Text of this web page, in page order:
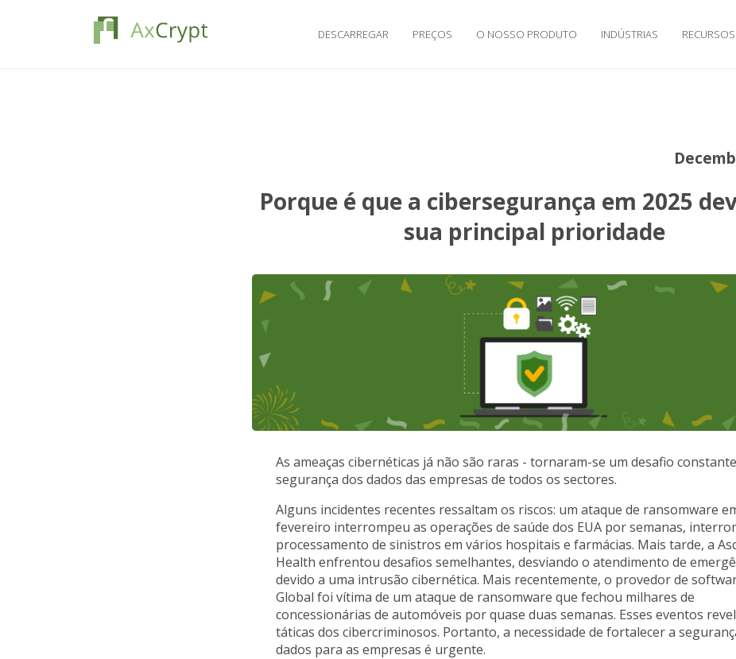
DESCARREGAR PREÇOS O NOSSO PRODUTO INDÚSTRIAS RECURSOS
Porque é que a cibersegurança em 2025
sua principal prioridade
As ameaças cibernéticas já não são raras - tornaram-se um desafio
segurança dos dados das empresas de todos os sectores.
Alguns incidentes recentes ressaltam os riscos: um ataque de ransomware
fevereiro interrompeu as operações de saúde dos EUA por semanas,
processamento de sinistros em vários hospitais e farmácias. Mais tarde, a
Health enfrentou desafios semelhantes, desviando o atendimento de
devido a uma intrusão cibernética. Mais recentemente, o provedor de
Global foi vítima de um ataque de ransomware que fechou milhares de
concessionárias de automóveis por quase duas semanas. Esses eventos
táticas dos cibercriminosos. Portanto, a necessidade de fortalecer a
dados para as empresas é urgente.